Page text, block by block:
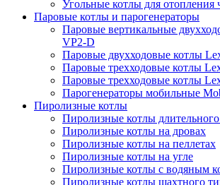
Угольные котлы для отопления
Паровые котлы и парогенераторы
Паровые вертикальные
VP2-D
Паровые двухходовые котлы
Паровые трехходовые котлы
Паровые трехходовые котлы
Парогенераторы мобильные
Пиролизные котлы
Пиролизные котлы
Пиролизные котлы на дровах
Пиролизные котлы на пеллетах
Пиролизные котлы на угле
Пиролизные котлы с водяным
Пиролизные котлы шахтного